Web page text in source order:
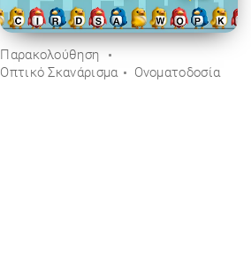
Παρακολούθηση
Οπτικό Σκανάρισμα
Ονοματοδοσία